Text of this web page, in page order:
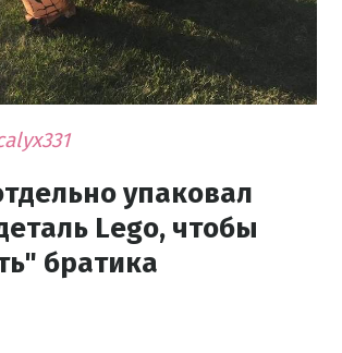
упаковал
Lego, чтобы
братика